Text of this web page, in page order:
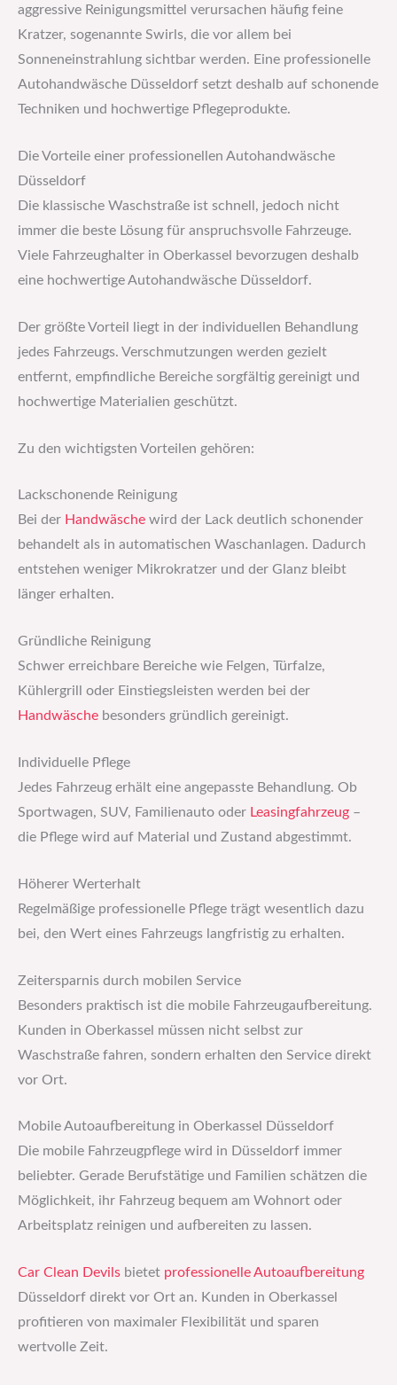
aggressive Reinigungsmittel verursachen häufig feine
Kratzer, sogenannte Swirls, die vor allem bei
Sonneneinstrahlung sichtbar werden. Eine professionelle
Autohandwäsche Düsseldorf setzt deshalb auf schonende
Techniken und hochwertige Pflegeprodukte.
Die Vorteile einer professionellen Autohandwäsche
Düsseldorf
Die klassische Waschstraße ist schnell, jedoch nicht
immer die beste Lösung für anspruchsvolle Fahrzeuge.
Viele Fahrzeughalter in Oberkassel bevorzugen deshalb
eine hochwertige Autohandwäsche Düsseldorf.
Der größte Vorteil liegt in der individuellen Behandlung
jedes Fahrzeugs. Verschmutzungen werden gezielt
entfernt, empfindliche Bereiche sorgfältig gereinigt und
hochwertige Materialien geschützt.
Zu den wichtigsten Vorteilen gehören:
Lackschonende Reinigung
Bei der Handwäsche wird der Lack deutlich schonender
behandelt als in automatischen Waschanlagen. Dadurch
entstehen weniger Mikrokratzer und der Glanz bleibt
länger erhalten.
Gründliche Reinigung
Schwer erreichbare Bereiche wie Felgen, Türfalze,
Kühlergrill oder Einstiegsleisten werden bei der
Handwäsche besonders gründlich gereinigt.
Individuelle Pflege
Jedes Fahrzeug erhält eine angepasste Behandlung. Ob
Sportwagen, SUV, Familienauto oder Leasingfahrzeug –
die Pflege wird auf Material und Zustand abgestimmt.
Höherer Werterhalt
Regelmäßige professionelle Pflege trägt wesentlich dazu
bei, den Wert eines Fahrzeugs langfristig zu erhalten.
Zeitersparnis durch mobilen Service
Besonders praktisch ist die mobile Fahrzeugaufbereitung.
Kunden in Oberkassel müssen nicht selbst zur
Waschstraße fahren, sondern erhalten den Service direkt
vor Ort.
Mobile Autoaufbereitung in Oberkassel Düsseldorf
Die mobile Fahrzeugpflege wird in Düsseldorf immer
beliebter. Gerade Berufstätige und Familien schätzen die
Möglichkeit, ihr Fahrzeug bequem am Wohnort oder
Arbeitsplatz reinigen und aufbereiten zu lassen.
Car Clean Devils bietet professionelle Autoaufbereitung
Düsseldorf direkt vor Ort an. Kunden in Oberkassel
profitieren von maximaler Flexibilität und sparen
wertvolle Zeit.